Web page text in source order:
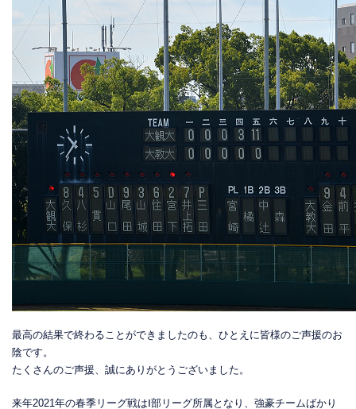
最高の結果で終わることができましたのも、ひとえに皆様のご声援のお
陰です。
たくさんのご声援、誠にありがとうございました。
来年2021年の春季リーグ戦はⅠ部リーグ所属となり、強豪チームばかり